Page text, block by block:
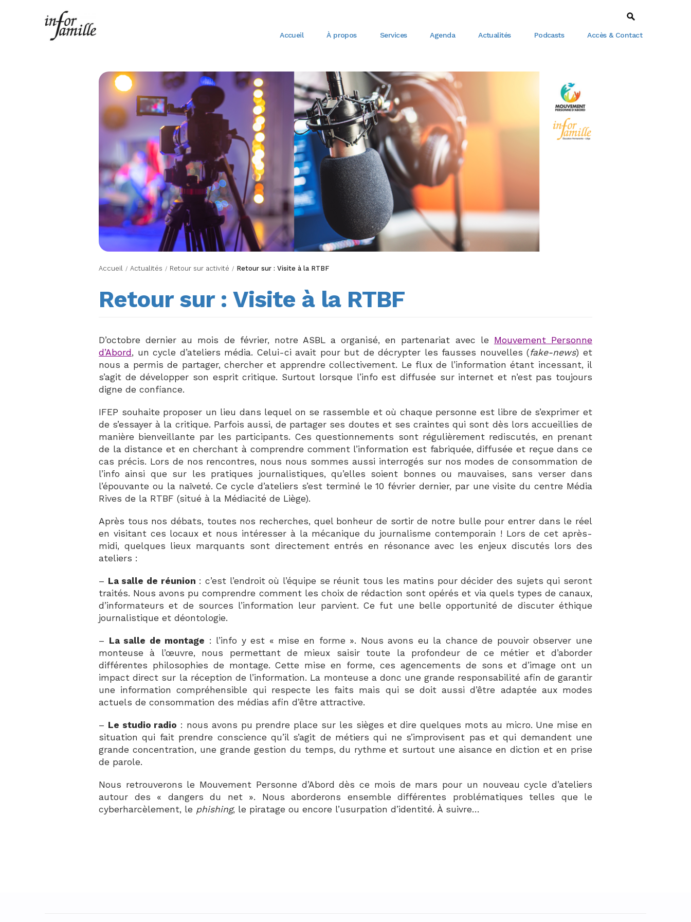
Accueil À propos Services Agenda Actualités Podcasts Accès & Contact
Accueil / Actualités / Retour sur activité / Retour sur : Visite à la RTBF
Retour sur : Visite à la RTBF
D’octobre dernier au mois de février, notre ASBL a organisé, en partenariat avec le Mouvement Personne
d’Abord , un cycle d’ateliers média. Celui-ci avait pour but de décrypter les fausses nouvelles (fake-news) et
nous a permis de partager, chercher et apprendre collectivement. Le flux de l’information étant incessant, il
s’agit de développer son esprit critique. Surtout lorsque l’info est diffusée sur internet et n’est pas toujours
digne de confiance.
IFEP souhaite proposer un lieu dans lequel on se rassemble et où chaque personne est libre de s’exprimer et
de s’essayer à la critique. Parfois aussi, de partager ses doutes et ses craintes qui sont dès lors accueillies de
manière bienveillante par les participants. Ces questionnements sont régulièrement rediscutés, en prenant
de la distance et en cherchant à comprendre comment l’information est fabriquée, diffusée et reçue dans ce
cas précis. Lors de nos rencontres, nous nous sommes aussi interrogés sur nos modes de consommation de
l’info ainsi que sur les pratiques journalistiques, qu’elles soient bonnes ou mauvaises, sans verser dans
l’épouvante ou la naïveté. Ce cycle d’ateliers s’est terminé le 10 février dernier, par une visite du centre Média
Rives de la RTBF (situé à la Médiacité de Liège).
Après tous nos débats, toutes nos recherches, quel bonheur de sortir de notre bulle pour entrer dans le réel
en visitant ces locaux et nous intéresser à la mécanique du journalisme contemporain ! Lors de cet après-
midi, quelques lieux marquants sont directement entrés en résonance avec les enjeux discutés lors des
ateliers :
– La salle de réunion : c’est l’endroit où l’équipe se réunit tous les matins pour décider des sujets qui seront
traités. Nous avons pu comprendre comment les choix de rédaction sont opérés et via quels types de canaux,
d’informateurs et de sources l’information leur parvient. Ce fut une belle opportunité de discuter éthique
journalistique et déontologie.
– La salle de montage : l’info y est « mise en forme ». Nous avons eu la chance de pouvoir observer une
monteuse à l’œuvre, nous permettant de mieux saisir toute la profondeur de ce métier et d’aborder
différentes philosophies de montage. Cette mise en forme, ces agencements de sons et d’image ont un
impact direct sur la réception de l’information. La monteuse a donc une grande responsabilité afin de garantir
une information compréhensible qui respecte les faits mais qui se doit aussi d’être adaptée aux modes
actuels de consommation des médias afin d’être attractive.
– Le studio radio : nous avons pu prendre place sur les sièges et dire quelques mots au micro. Une mise en
situation qui fait prendre conscience qu’il s’agit de métiers qui ne s’improvisent pas et qui demandent une
grande concentration, une grande gestion du temps, du rythme et surtout une aisance en diction et en prise
de parole.
Nous retrouverons le Mouvement Personne d’Abord dès ce mois de mars pour un nouveau cycle d’ateliers
autour des « dangers du net ». Nous aborderons ensemble différentes problématiques telles que le
cyberharcèlement, le phishing, le piratage ou encore l’usurpation d’identité. À suivre…